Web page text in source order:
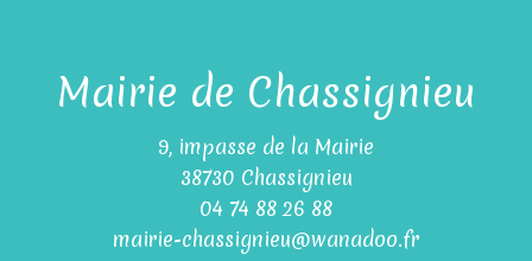
Mairie de Chassignieu
9, impasse de la Mairie
38730 Chassignieu
04 74 88 26 88
mairie-chassignieu@wanadoo.fr